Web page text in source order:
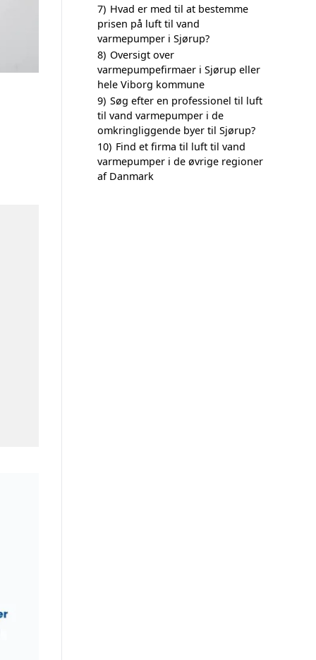
7) Hvad er med til at bestemme
prisen på luft til vand
varmepumper i Sjørup?
8) Oversigt over
varmepumpefirmaer i Sjørup eller
hele Viborg kommune
9) Søg efter en professionel til luft
til vand varmepumper i de
omkringliggende byer til Sjørup?
10) Find et firma til luft til vand
varmepumper i de øvrige regioner
af Danmark